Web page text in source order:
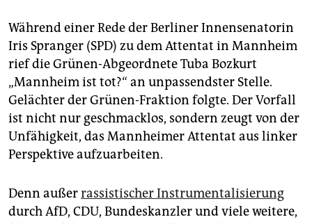
Während einer Rede der Berliner Innensenatorin
Iris Spranger (SPD) zu dem Attentat in Mannheim
rief die Grünen-Abgeordnete Tuba Bozkurt
„Mannheim ist tot?“ an unpassendster Stelle.
Gelächter der Grünen-Fraktion folgte. Der Vorfall
ist nicht nur geschmacklos, sondern zeugt von der
Unfähigkeit, das Mannheimer Attentat aus linker
Perspektive aufzuarbeiten.
Denn außerrassistischer Instrumentalisierung
durch AfD, CDU, Bundeskanzler und viele weitere,